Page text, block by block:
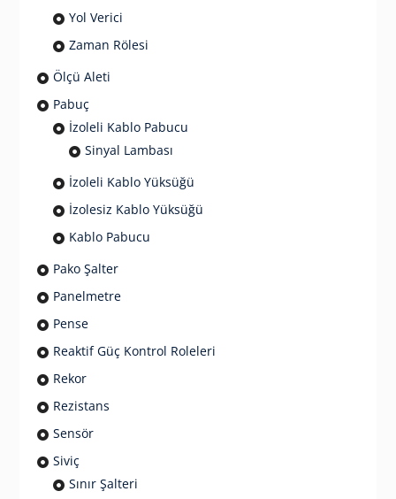
Yol Verici
Zaman Rölesi
Ölçü Aleti
Pabuç
İzoleli Kablo Pabucu
Sinyal Lambası
İzoleli Kablo Yüksüğü
İzolesiz Kablo Yüksüğü
Kablo Pabucu
Pako Şalter
Panelmetre
Pense
Reaktif Güç Kontrol Roleleri
Rekor
Rezistans
Sensör
Siviç
Sınır Şalteri